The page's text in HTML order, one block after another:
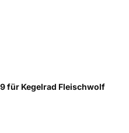
für Kegelrad Fleischwolf